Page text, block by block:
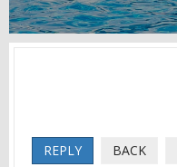
REPLY BACK